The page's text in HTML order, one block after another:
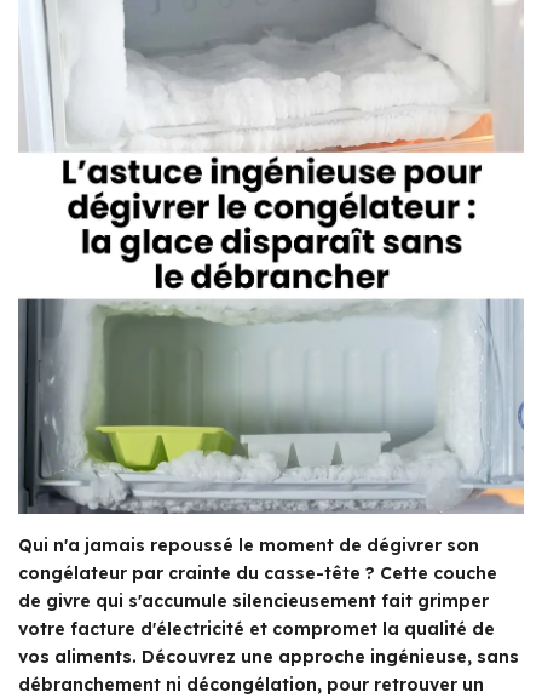
Qui n'a jamais repoussé le moment de dégivrer son
congélateur par crainte du casse-tête ? Cette couche
de givre qui s'accumule silencieusement fait grimper
votre facture d'électricité et compromet la qualité de
vos aliments. Découvrez une approche ingénieuse, sans
débranchement ni décongélation, pour retrouver un